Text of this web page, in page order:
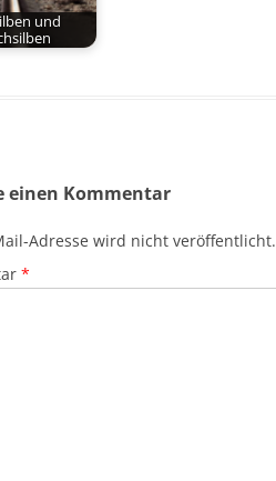
und
einen Kommentar
Adresse wird nicht veröffentlicht.
*